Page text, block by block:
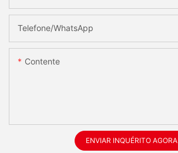
Telefone/whatsApp
Contente
ENVIAR INQUÉRITO AGORA